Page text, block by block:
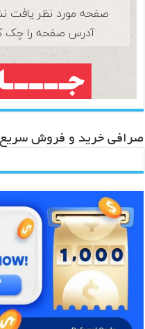
صرافی خرید و فروش سریع